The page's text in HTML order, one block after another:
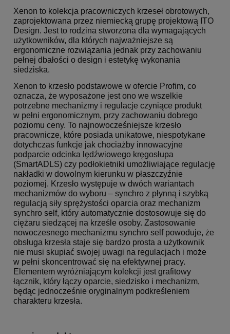
Xenon to kolekcja pracowniczych krzeseł obrotowych,
zaprojektowana przez niemiecką grupę projektową ITO
Design. Jest to rodzina stworzona dla wymagających
użytkowników, dla których najważniejsze są
ergonomiczne rozwiązania jednak przy zachowaniu
pełnej dbałości o design i estetykę wykonania
siedziska.
Xenon to krzesło podstawowe w ofercie Profim, co
oznacza, że wyposażone jest ono we wszelkie
potrzebne mechanizmy i regulacje czyniące produkt
w pełni ergonomicznym, przy zachowaniu dobrego
poziomu ceny. To najnowocześniejsze krzesło
pracownicze, które posiada unikatowe, niespotykane
dotychczas funkcje jak chociażby innowacyjne
podparcie odcinka lędźwiowego kręgosłupa
(SmartADLS) czy podłokietniki umożliwiające regulację
nakładki w dowolnym kierunku w płaszczyźnie
poziomej. Krzesło występuje w dwóch wariantach
mechanizmów do wyboru – synchro z płynną i szybką
regulacją siły sprężystości oparcia oraz mechanizm
synchro self, który automatycznie dostosowuje się do
ciężaru siedzącej na krześle osoby. Zastosowanie
nowoczesnego mechanizmu synchro self powoduje, że
obsługa krzesła staje się bardzo prosta a użytkownik
nie musi skupiać swojej uwagi na regulacjach i może
w pełni skoncentrować się na efektywnej pracy.
Elementem wyróżniającym kolekcji jest grafitowy
łącznik, który łączy oparcie, siedzisko i mechanizm,
będąc jednocześnie oryginalnym podkreśleniem
charakteru krzesła.